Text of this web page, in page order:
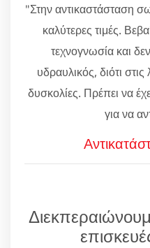
"Στην αντικαστάσταση
καλύτερες τιμές.
τεχνογνωσία και
υδραυλικός, διότι
δυσκολίες. Πρέπει να
για να